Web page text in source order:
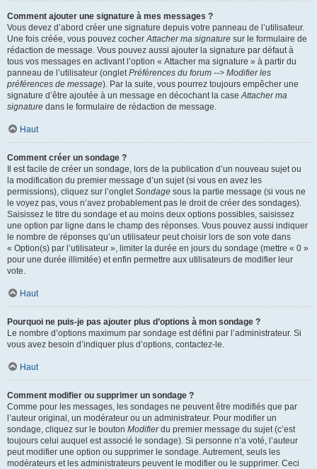
Comment ajouter une signature à mes messages ?
Vous devez d’abord créer une signature depuis votre panneau de l’utilisateur.
Une fois créée, vous pouvez cocherAttacher ma signature sur le formulaire de
rédaction de message. Vous pouvez aussi ajouter la signature par défaut à
tous vos messages en activant l’option « Attacher ma signature » à partir du
panneau de l’utilisateur (ongletPréférences du forum --> Modifier les
préférences de message). Par la suite, vous pourrez toujours empêcher une
signature d’être ajoutée à un message en décochant la caseAttacher ma
signature dans le formulaire de rédaction de message.
Haut
Comment créer un sondage ?
Il est facile de créer un sondage, lors de la publication d’un nouveau sujet ou
la modification du premier message d’un sujet (si vous en avez les
permissions), cliquez sur l’ongletSondage sous la partie message (si vous ne
le voyez pas, vous n’avez probablement pas le droit de créer des sondages).
Saisissez le titre du sondage et au moins deux options possibles, saisissez
une option par ligne dans le champ des réponses. Vous pouvez aussi indiquer
le nombre de réponses qu’un utilisateur peut choisir lors de son vote dans
« Option(s) par l’utilisateur », limiter la durée en jours du sondage (mettre « 0 »
pour une durée illimitée) et enfin permettre aux utilisateurs de modifier leur
vote.
Haut
Pourquoi ne puis-je pas ajouter plus d’options à mon sondage ?
Le nombre d’options maximum par sondage est défini par l’administrateur. Si
vous avez besoin d’indiquer plus d’options, contactez-le.
Haut
Comment modifier ou supprimer un sondage ?
Comme pour les messages, les sondages ne peuvent être modifiés que par
l’auteur original, un modérateur ou un administrateur. Pour modifier un
sondage, cliquez sur le bouton Modifierdu premier message du sujet (c’est
toujours celui auquel est associé le sondage). Si personne n’a voté, l’auteur
peut modifier une option ou supprimer le sondage. Autrement, seuls les
modérateurs et les administrateurs peuvent le modifier ou le supprimer. Ceci